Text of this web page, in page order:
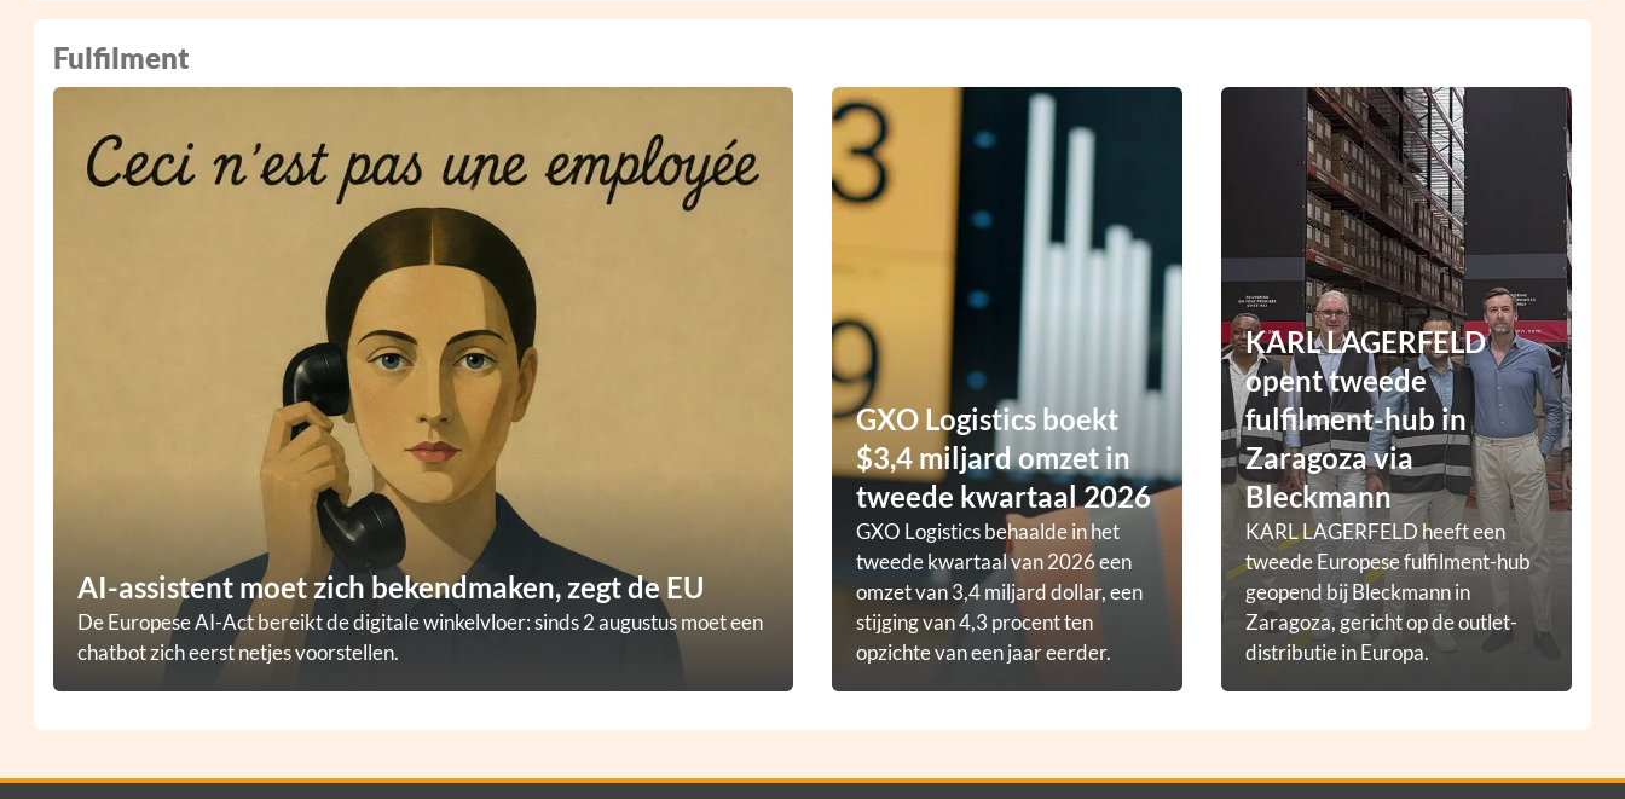
Fulfilment
AI-assistent moet zich bekendmaken, zegt de EU
De Europese AI-Act bereikt de digitale winkelvloer: sinds 2 augustus moet een
chatbot zich eerst netjes voorstellen.
GXO Logistics boekt
$3,4 miljard omzet in
tweede kwartaal 2026
GXO Logistics behaalde in het
tweede kwartaal van 2026 een
omzet van 3,4 miljard dollar, een
stijging van 4,3 procent ten
opzichte van een jaar eerder.
KARL LAGERFELD
opent tweede
fulfilment-hub in
Zaragoza via
Bleckmann
KARL LAGERFELD heeft een
tweede Europese fulfilment-hub
geopend bij Bleckmann in
Zaragoza, gericht op de outlet-
distributie in Europa.